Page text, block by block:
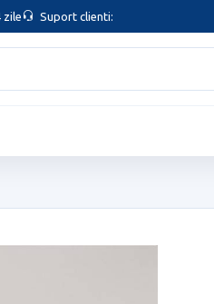
zile Suport clienti: